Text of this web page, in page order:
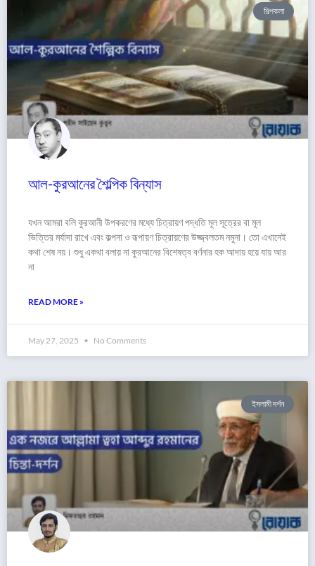
শিল্পকলা
আল-কুরআনের শৈল্পিক বিন্যাস
যখন আমরা বলি কুরআনী উপকরণের মধ্যে চিত্রায়ণ পদ্ধতি মূল সূত্রের বা মূল
ভিত্তির মর্যাদা রাখে এবং কল্পনা ও রূপায়ণ চিত্রায়ণের উজ্জ্বলতম নমুনা। তো এখানেই
কথা শেষ নয়। শুধু একথা বলায় না কুরআনের বিশেষত্ব বর্ণনার হক আদায় হয়ে যায় আর
না
READ MORE »
May 27, 2025 No Comments
ইসলামী দর্শন